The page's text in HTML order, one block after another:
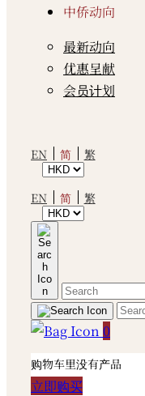
中侨动向
最新动向
优惠呈献
会员计划
EN 简 繁
EN 简 繁
0
购物车里没有产品
立即购买